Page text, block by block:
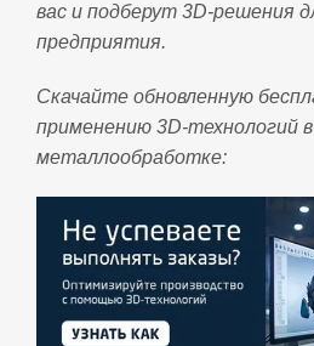
вас и подберут 3D-решения
предприятия.
Скачайте обновленную
применению 3D-технологий в
металлообработке: